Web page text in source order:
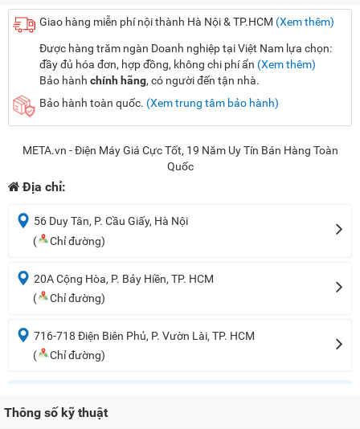
Giao hàng miễn phí nội thành Hà Nội & TP.HCM (Xem thêm)
Được hàng trăm ngàn Doanh nghiệp tại Việt Nam lựa chọn:
đầy đủ hóa đơn, hợp đồng, không chi phí ẩn (Xem thêm)
Bảo hành chính hãng, có người đến tận nhà.
Bảo hành toàn quốc. (Xem trung tâm bảo hành)
META.vn - Điện Máy Giá Cực Tốt, 19 Năm Uy Tín Bán Hàng Toàn
Quốc
Địa chỉ:
56 Duy Tân, P. Cầu Giấy, Hà Nội
(
Chỉ đường)
20A Cộng Hòa, P. Bảy Hiền, TP. HCM
(
Chỉ đường)
716-718 Điện Biên Phủ, P. Vườn Lài, TP. HCM
(
Chỉ đường)
Thông số kỹ thuật